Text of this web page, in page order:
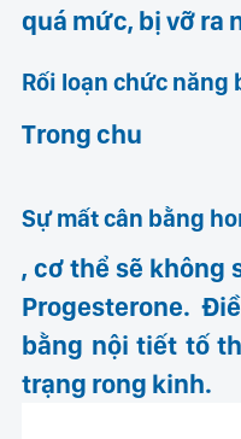
quá mức, bị vỡ ra
Rối loạn chức
Trong chu
Sự mất cân bằng
, cơ thể sẽ không
Progesterone.
bằng nội tiết tố
trạng rong kinh.